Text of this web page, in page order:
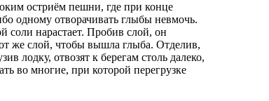
остриём пешни, где при конце
одному отворачивать глыбы невмочь.
соли нарастает. Пробив слой, он
же слой, чтобы вышла глыба. Отделив,
лодку, отвозят к берегам столь далеко,
во многие, при которой перегрузке